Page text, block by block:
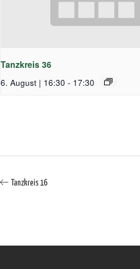
Tanzkreis 36
6. August | 16:30 - 17:30
Tanzkreis 16